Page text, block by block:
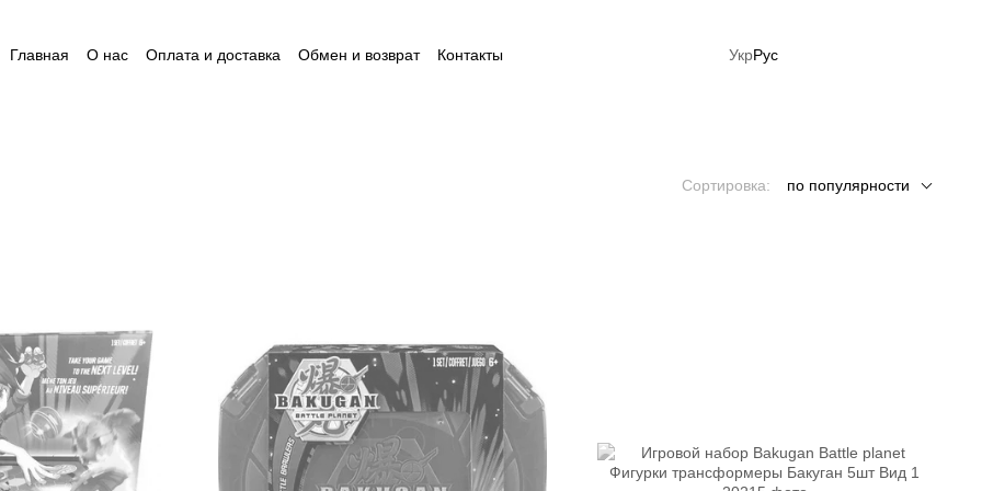
Главная О нас Оплата и доставка Обмен и возврат
Контакты
УкрРус
Сортировка: по популярности